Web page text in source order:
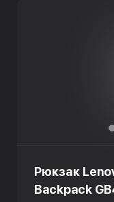
Рюкзак
Backpack